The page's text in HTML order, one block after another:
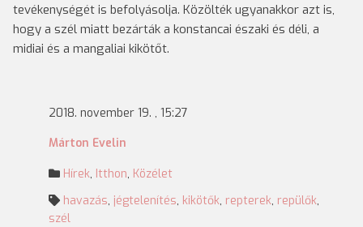
tevékenységét is befolyásolja. Közölték ugyanakkor azt is,
hogy a szél miatt bezárták a konstancai északi és déli, a
midiai és a mangaliai kikötőt.
2018. november 19. , 15:27
Márton Evelin
Hírek, Itthon, Közélet
havazás, jégtelenítés, kikötők, repterek, repülők,
szél